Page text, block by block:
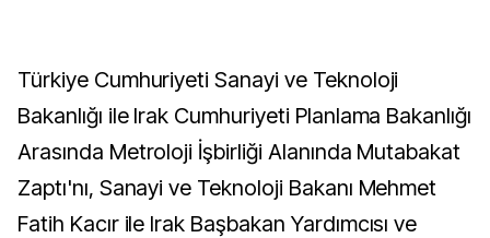
Türkiye Cumhuriyeti Sanayi ve Teknoloji
Bakanlığı ile Irak Cumhuriyeti Planlama Bakanlığı
Arasında Metroloji İşbirliği Alanında Mutabakat
Zaptı'nı, Sanayi ve Teknoloji Bakanı Mehmet
Fatih Kacır ile Irak Başbakan Yardımcısı ve